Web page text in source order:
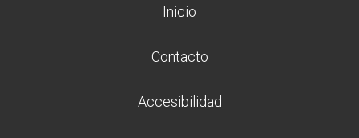
Inicio
Contacto
Accesibilidad